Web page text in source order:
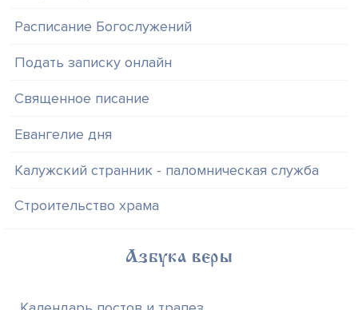
Расписание Богослужений
Подать записку онлайн
Священное писание
Евангелие дня
Калужский странник - паломническая служба
Строительство храма
Азбука веры